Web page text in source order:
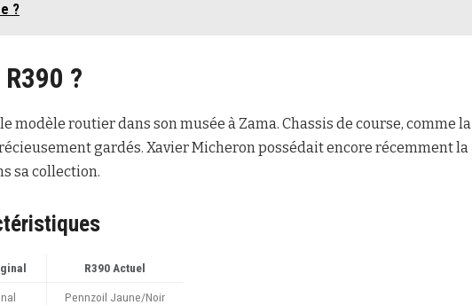
?
?
modèle routier dans son musée à Zama. Chassis de course, comme la
gardés. Xavier Micheron possédait encore récemment la
sa collection.
R390 Actuel
Pennzoil Jaune/Noir